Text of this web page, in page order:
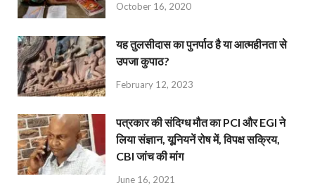
October 16, 2020
यह तुलसीदास का पुनर्पाठ है या आत्महीनता से
उपजा कुपाठ?
February 12, 2023
पत्रकार की संदिग्ध मौत का PCI और EGI ने
लिया संज्ञान, यूनियनें रोष में, विपक्ष सक्रिय,
CBI जांच की मांग
June 16, 2021